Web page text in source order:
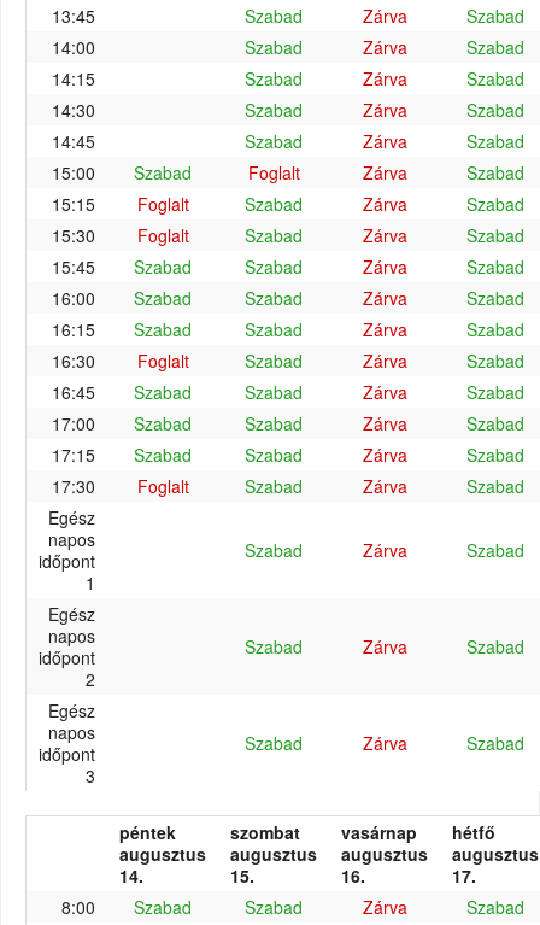
13:45
Szabad Zárva
Szabad
14:00
Szabad Zárva
Szabad
14:15
Szabad Zárva
Szabad
14:30
Szabad Zárva
Szabad
14:45
Szabad Zárva
Szabad
15:00
Szabad Foglalt Zárva
Szabad
15:15
Foglalt Szabad Zárva
Szabad
15:30
Foglalt Szabad Zárva
Szabad
15:45
Szabad Szabad Zárva
Szabad
16:00
Szabad Szabad Zárva
Szabad
16:15
Szabad Szabad Zárva
Szabad
16:30
Foglalt Szabad Zárva
Szabad
16:45
Szabad Szabad Zárva
Szabad
17:00
Szabad Szabad Zárva
Szabad
17:15
Szabad Szabad Zárva
Szabad
17:30
Foglalt Szabad Zárva
Szabad
Egész
napos
időpont
1
Szabad Zárva Szabad
Egész
napos
időpont
2
Szabad Zárva Szabad
Egész
napos
időpont
3
Szabad Zárva Szabad
péntek
augusztus
14.
szombat
augusztus
15.
vasárnap
augusztus
16.
hétfő
augusztus
17.
8:00
Szabad Szabad Zárva
Szabad